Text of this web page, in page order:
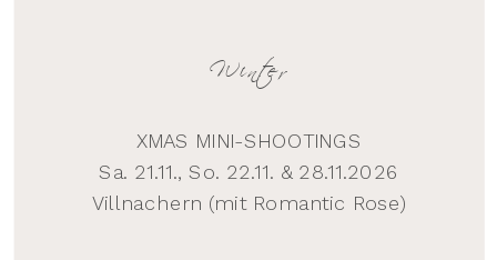
Villnachern (mit Romantic Rose)
Sa. 21.11., So. 22.11. & 28.11.2026
XMAS MINI-SHOOTINGS
Winter